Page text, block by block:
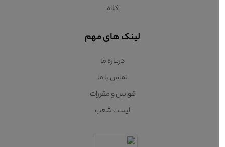
کلاه
لینک های مهم
درباره ما
تماس با ما
قوانین و مقررات
لیست شعب